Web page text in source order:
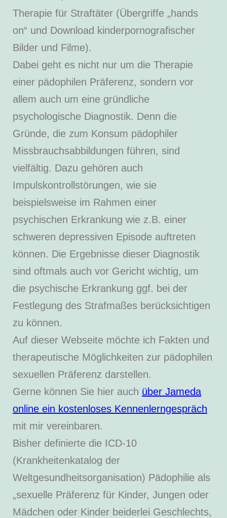
Therapie für Straftäter (Übergriffe „hands
on“ und Download kinderpornografischer
Bilder und Filme).
Dabei geht es nicht nur um die Therapie
einer pädophilen Präferenz, sondern vor
allem auch um eine gründliche
psychologische Diagnostik. Denn die
Gründe, die zum Konsum pädophiler
Missbrauchsabbildungen führen, sind
vielfältig. Dazu gehören auch
Impulskontrollstörungen, wie sie
beispielsweise im Rahmen einer
psychischen Erkrankung wie z.B. einer
schweren depressiven Episode auftreten
können. Die Ergebnisse dieser Diagnostik
sind oftmals auch vor Gericht wichtig, um
die psychische Erkrankung ggf. bei der
Festlegung des Strafmaßes berücksichtigen
zu können.
Auf dieser Webseite möchte ich Fakten und
therapeutische Möglichkeiten zur pädophilen
sexuellen Präferenz darstellen.
Gerne können Sie hier auch über Jameda
online ein kostenloses Kennenlerngespräch
mit mir vereinbaren.
Bisher definierte die ICD-10
(Krankheitenkatalog der
Weltgesundheitsorganisation) Pädophilie als
„sexuelle Präferenz für Kinder, Jungen oder
Mädchen oder Kinder beiderlei Geschlechts,